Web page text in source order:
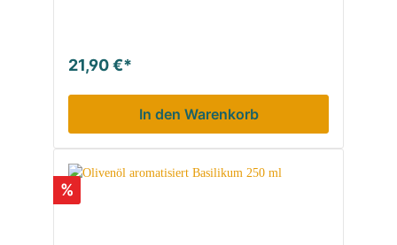
21,90 €*
In den Warenkorb
%